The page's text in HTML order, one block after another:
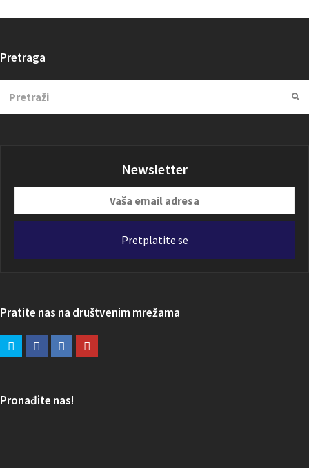
Pretraga
Newsletter
email
Pretplatite se
Pratite nas na društvenim mrežama
Pronađite nas!